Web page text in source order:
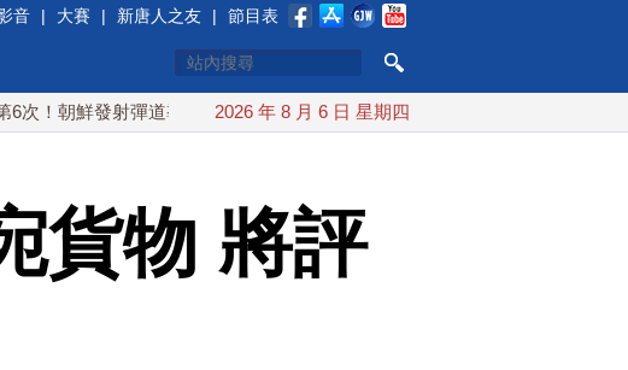
音 | 大賽 | 新唐人之友 | 節目表
發射彈道導彈 落日本EEZ外 紅海戰火續升溫 也門胡塞武裝稱又襲擊沙
2026 年 8 月 6 日 星期四
貨物 將評